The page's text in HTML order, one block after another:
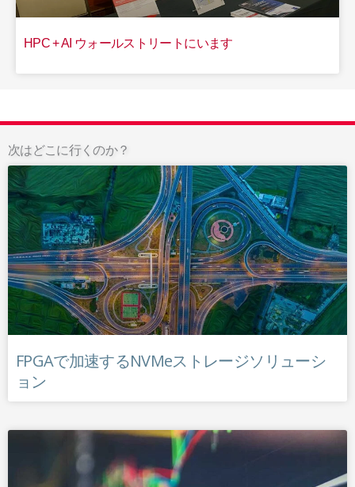
HPC + AI ウォールストリートにいます
次はどこに行くのか？
FPGAで加速するNVMeストレージソリューシ
ョン